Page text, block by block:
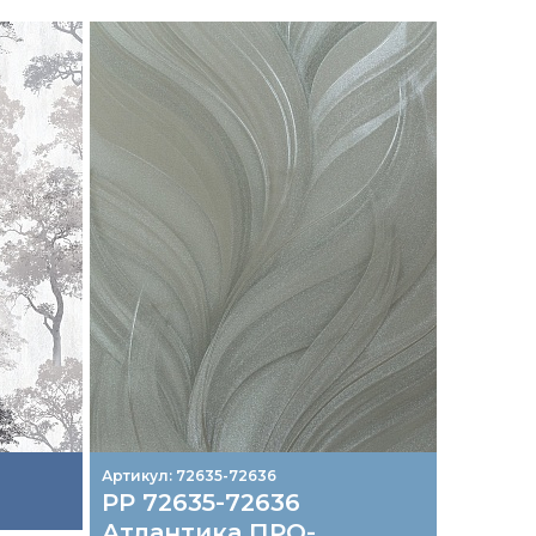
Артикул: 72635-72636
РР 72635-72636